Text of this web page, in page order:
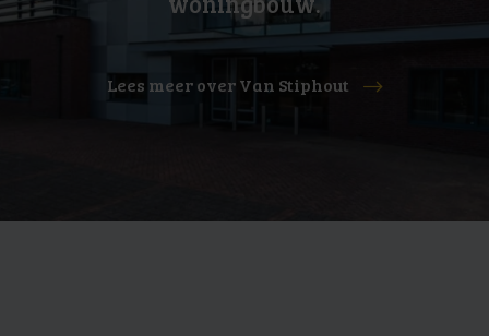
Lees meer over Van Stiphout